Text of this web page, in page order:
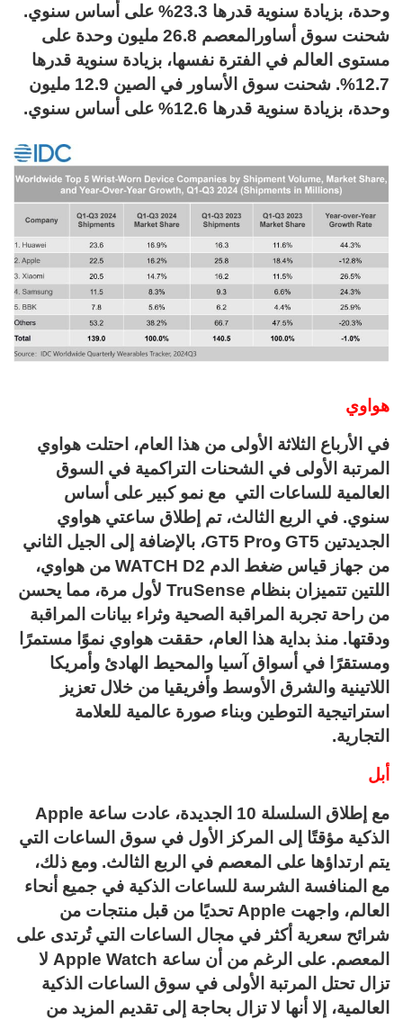
وحدة، بزيادة سنوية قدرها 23.3% على أساس سنوي.
شحنت سوق أساورالمعصم 26.8 مليون وحدة على
مستوى العالم في الفترة نفسها، بزيادة سنوية قدرها
12.7%. شحنت سوق الأساور في الصين 12.9 مليون
وحدة، بزيادة سنوية قدرها 12.6% على أساس سنوي.
هواوي
في الأرباع الثلاثة الأولى من هذا العام، احتلت هواوي
المرتبة الأولى في الشحنات التراكمية في السوق
العالمية للساعات التي مع نمو كبير على أساس
سنوي. في الربع الثالث، تم إطلاق ساعتي هواوي
الجديدتين GT5 وGT5 Pro، بالإضافة إلى الجيل الثاني
من جهاز قياس ضغط الدم WATCH D2 من هواوي،
اللتين تتميزان بنظام TruSense لأول مرة، مما يحسن
من راحة تجربة المراقبة الصحية وثراء بيانات المراقبة
ودقتها. منذ بداية هذا العام، حققت هواوي نموًا مستمرًا
ومستقرًا في أسواق آسيا والمحيط الهادئ وأمريكا
اللاتينية والشرق الأوسط وأفريقيا من خلال تعزيز
استراتيجية التوطين وبناء صورة عالمية للعلامة
التجارية.
أبل
مع إطلاق السلسلة 10 الجديدة، عادت ساعة Apple
الذكية مؤقتًا إلى المركز الأول في سوق الساعات التي
يتم ارتداؤها على المعصم في الربع الثالث. ومع ذلك،
مع المنافسة الشرسة للساعات الذكية في جميع أنحاء
العالم، واجهت Apple تحديًا من قبل منتجات من
شرائح سعرية أكثر في مجال الساعات التي تُرتدى على
المعصم. على الرغم من أن ساعة Apple Watch لا
تزال تحتل المرتبة الأولى في سوق الساعات الذكية
العالمية، إلا أنها لا تزال بحاجة إلى تقديم المزيد من